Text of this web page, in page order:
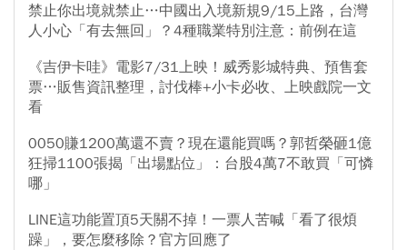
禁止你出境就禁止…中國出入境新規9/15上路，台灣
人小心「有去無回」？4種職業特別注意：前例在這
《吉伊卡哇》電影7/31上映！威秀影城特典、預售套
票…販售資訊整理，討伐棒+小卡必收、上映戲院一文
看
0050賺1200萬還不賣？現在還能買嗎？郭哲榮砸1億
狂掃1100張揭「出場點位」：台股4萬7不敢買「可憐
哪」
LINE這功能置頂5天關不掉！一票人苦喊「看了很煩
躁」，要怎麼移除？官方回應了